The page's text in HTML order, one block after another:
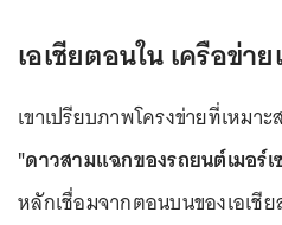
เอเชียตอนใน เครือข่า
เขาเปรียบภาพโครงข่ายที่เหม
"ดาวสามแฉกของรถยนต์เมอร์เ
หลักเชื่อมจากตอนบนของเอเชี